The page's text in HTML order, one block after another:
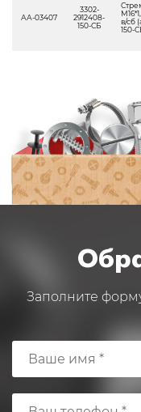
АА-03407
3302-
2912408-
150-СБ
в/сб
150-
Заполните